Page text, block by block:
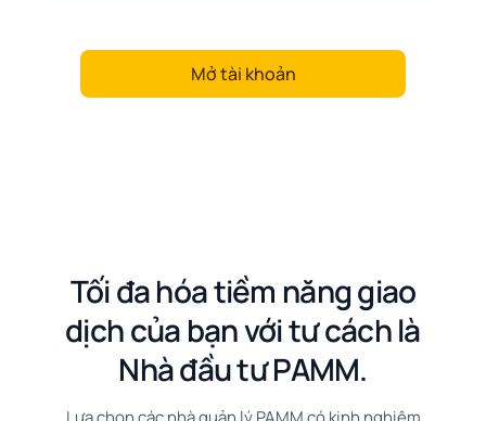
Mở tài khoản
Tối đa hóa tiềm năng giao
dịch của bạn với tư cách là
Nhà đầu tư PAMM.